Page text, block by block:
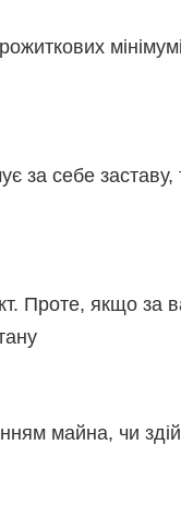
за себе
Проте, якщо
майна, чи